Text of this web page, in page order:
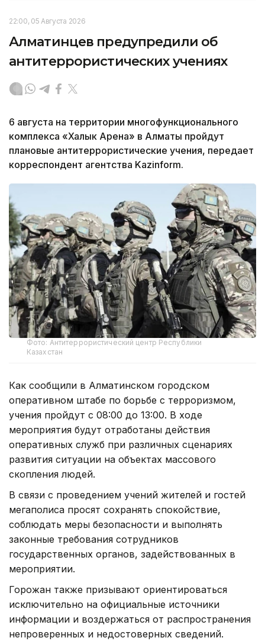
22:00, 05 Августа 2026
Алматинцев предупредили об
антитеррористических учениях
6 августа на территории многофункционального
комплекса «Халык Арена» в Алматы пройдут
плановые антитеррористические учения, передает
корреспондент агентства Kazinform.
Фото: Антитеррористический центр Республики
Казахстан
Как сообщили в Алматинском городском
оперативном штабе по борьбе с терроризмом,
учения пройдут с 08:00 до 13:00. В ходе
мероприятия будут отработаны действия
оперативных служб при различных сценариях
развития ситуации на объектах массового
скопления людей.
В связи с проведением учений жителей и гостей
мегаполиса просят сохранять спокойствие,
соблюдать меры безопасности и выполнять
законные требования сотрудников
государственных органов, задействованных в
мероприятии.
Горожан также призывают ориентироваться
исключительно на официальные источники
информации и воздержаться от распространения
непроверенных и недостоверных сведений.